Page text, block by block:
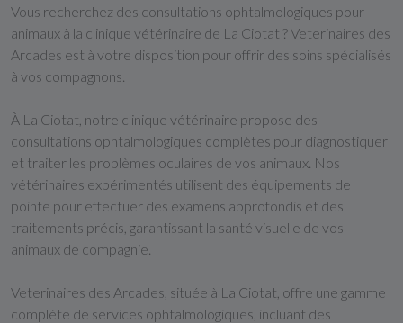
Vous recherchez des consultations ophtalmologiques pour
animaux à la clinique vétérinaire de La Ciotat ? Veterinaires des
Arcades est à votre disposition pour offrir des soins spécialisés
à vos compagnons.
À La Ciotat, notre clinique vétérinaire propose des
consultations ophtalmologiques complètes pour diagnostiquer
et traiter les problèmes oculaires de vos animaux. Nos
vétérinaires expérimentés utilisent des équipements de
pointe pour effectuer des examens approfondis et des
traitements précis, garantissant la santé visuelle de vos
animaux de compagnie.
Veterinaires des Arcades, située à La Ciotat, offre une gamme
complète de services ophtalmologiques, incluant des